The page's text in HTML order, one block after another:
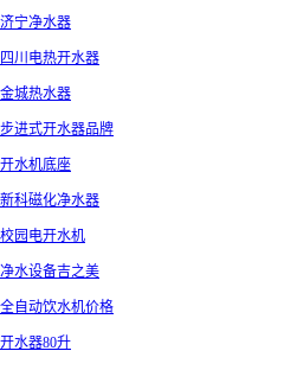
济宁净水器
四川电热开水器
金城热水器
步进式开水器品牌
开水机底座
新科磁化净水器
校园电开水机
净水设备吉之美
全自动饮水机价格
开水器80升